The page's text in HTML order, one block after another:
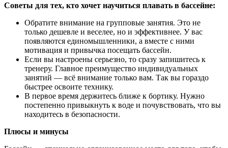
Советы для тех, кто хочет научиться плавать в бассейне:
Обратите внимание на групповые занятия. Это не
только дешевле и веселее, но и эффективнее. У вас
появляются единомышленники, а вместе с ними
мотивация и привычка посещать бассейн.
Если вы настроены серьезно, то сразу запишитесь к
тренеру. Главное преимущество индивидуальных
занятий — всё внимание только вам. Так вы гораздо
быстрее освоите технику.
В первое время держитесь ближе к бортику. Нужно
постепенно привыкнуть к воде и почувствовать, что вы
находитесь в безопасности.
Плюсы и минусы